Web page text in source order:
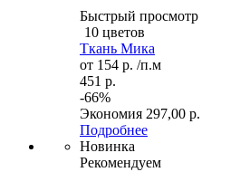
Быстрый просмотр
10 цветов
Ткань Мика
от 154 р. /п.м
451 р.
-66%
Экономия 297,00 р.
Подробнее
Новинка
Рекомендуем